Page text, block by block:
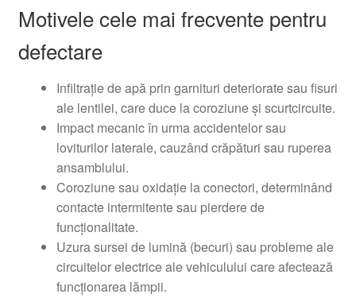
Motivele cele mai frecvente pentru
defectare
Infiltrație de apă prin garnituri deteriorate sau fisuri
ale lentilei, care duce la coroziune și scurtcircuite.
Impact mecanic în urma accidentelor sau
loviturilor laterale, cauzând crăpături sau ruperea
ansamblului.
Coroziune sau oxidație la conectori, determinând
contacte intermitente sau pierdere de
funcționalitate.
Uzura sursei de lumină (becuri) sau probleme ale
circuitelor electrice ale vehiculului care afectează
funcționarea lămpii.